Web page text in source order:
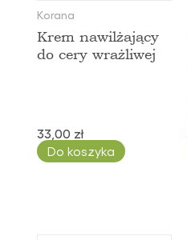
Korana
Krem nawilżający
do cery wrażliwej
33,00 zł
Do koszyka